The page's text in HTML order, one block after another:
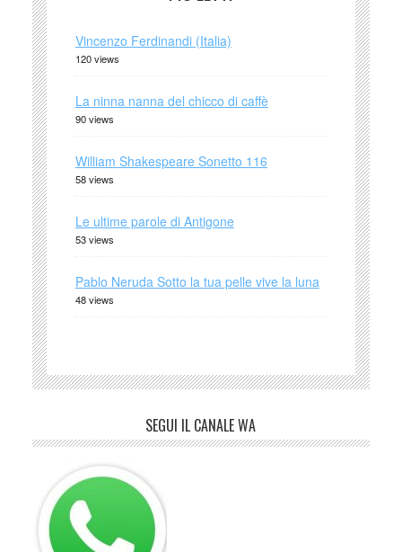
Vincenzo Ferdinandi (Italia)
120 views
La ninna nanna del chicco di caffè
90 views
William Shakespeare Sonetto 116
58 views
Le ultime parole di Antigone
53 views
Pablo Neruda Sotto la tua pelle vive la luna
48 views
SEGUI IL CANALE WA